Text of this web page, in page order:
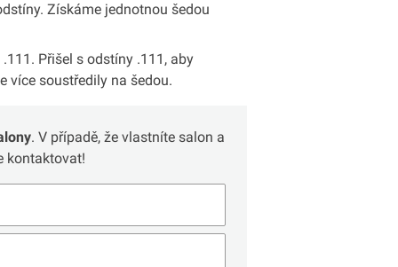
Získáme jednotnou šedou
Přišel s odstíny .111, aby
více soustředily na šedou.
. V případě, že vlastníte salon a
kontaktovat!